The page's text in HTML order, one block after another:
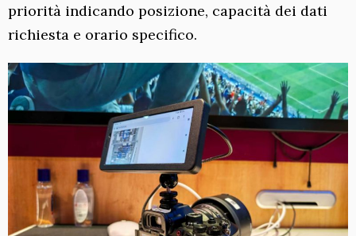
priorità indicando posizione, capacità dei dati
richiesta e orario specifico.